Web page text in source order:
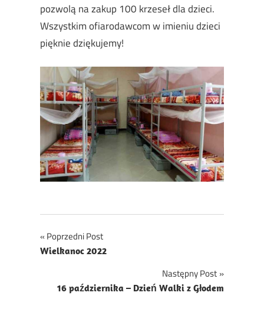
pozwolą na zakup 100 krzeseł dla dzieci.
Wszystkim ofiarodawcom w imieniu dzieci
pięknie dziękujemy!
Nawigacja
wpisu
Poprzedni Post
Wielkanoc 2022
Następny Post
16 października – Dzień Walki z Głodem